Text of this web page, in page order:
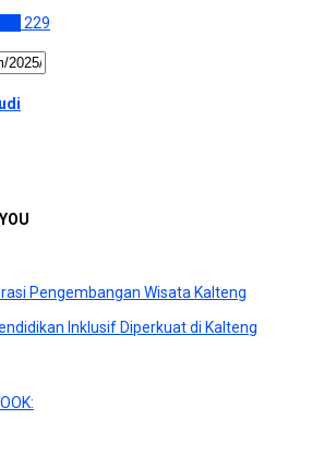
229
Pengembangan Wisata Kalteng
Inklusif Diperkuat di Kalteng